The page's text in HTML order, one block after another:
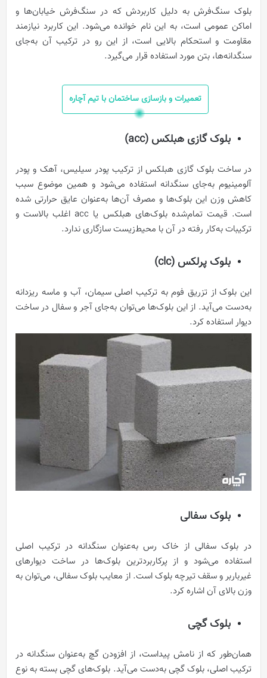
بلوک سنگ‌فرش به دلیل کاربردش که در سنگ‌فرش خیابان‌ها و
اماکن عمومی است، به این نام خوانده می‌شود. این کاربرد نیازمند
مقاومت و استحکام بالایی است، از این‌ رو در ترکیب آن به‌جای
سنگدانه‌ها، بتن مورد استفاده قرار می‌گیرد.
تعمیرات و بازسازی ساختمان با تیم آچاره
بلوک گازی هبلکس (acc
)
در ساخت بلوک گازی هبلکس از ترکیب پودر سیلیس، آهک و پودر
آلومینیوم به‌جای سنگدانه استفاده می‌شود و همین موضوع سبب
کاهش وزن این بلوک‌ها و مصرف آن‌ها به‌عنوان عایق حرارتی شده
است. قیمت تمام‌شده بلوک‌های هبلکس یا acc اغلب بالاست و
ترکیبات به‌کار رفته در آن با محیط‌زیست سازگاری ندارد.
بلوک پرلکس (clc
)
این بلوک از تزریق فوم به ترکیب اصلی سیمان، آب و ماسه ریزدانه
به‌دست می‌آید. از این بلوک‌ها می‌توان به‌جای آجر و سفال در ساخت
دیوار استفاده کرد.
بلوک سفالی
در بلوک سفالی از خاک رس به‌عنوان سنگدانه در ترکیب اصلی
استفاده می‌شود و از پرکاربرد‌ترین بلوک‌ها در ساخت دیوار‌های
غیرباربر و سقف تیرچه بلوک است. از معایب بلوک سفالی، می‌توان به
وزن بالای آن اشاره کرد.
بلوک گچی
همان‌طور که از نامش پیداست، از افزودن گچ به‌عنوان سنگدانه در
ترکیب اصلی، بلوک گچی به‌دست می‌آید. بلوک‌های گچی بسته به نوع